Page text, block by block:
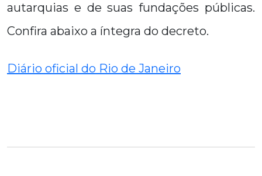
autarquias e de suas fundações públicas.
Confira abaixo a íntegra do decreto.
Diário oficial do Rio de Janeiro